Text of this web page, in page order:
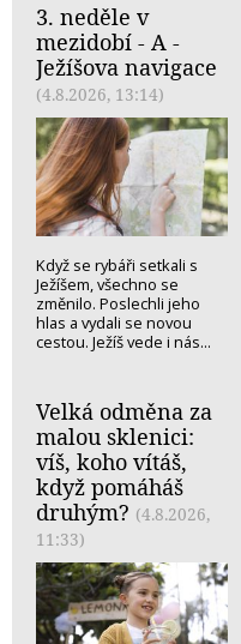
3. neděle v
mezidobí - A -
Ježíšova navigace
(4.8.2026, 13:14)
Když se rybáři setkali s
Ježíšem, všechno se
změnilo. Poslechli jeho
hlas a vydali se novou
cestou. Ježíš vede i nás...
Velká odměna za
malou sklenici:
víš, koho vítáš,
když pomáháš
druhým? (4.8.2026,
11:33)